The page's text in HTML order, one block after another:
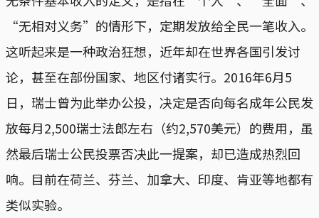
“无相对义务”的情形下，定期发放给全民一笔收入。
这听起来是一种政治狂想，近年却在世界各国引发讨
论，甚至在部份国家、地区付诸实行。2016年6月5
日，瑞士曾为此举办公投，决定是否向每名成年公民发
放每月2,500瑞士法郎左右（约2,570美元）的费用，虽
然最后瑞士公民投票否决此一提案，却已造成热烈回
响。目前在荷兰、芬兰、加拿大、印度、肯亚等地都有
类似实验。